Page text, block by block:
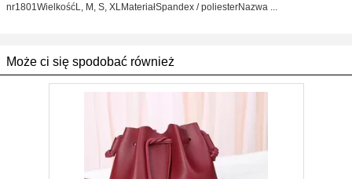
nr1801WielkośćL, M, S, XLMateriałSpandex / poliesterNazwa ...
Może ci się spodobać również